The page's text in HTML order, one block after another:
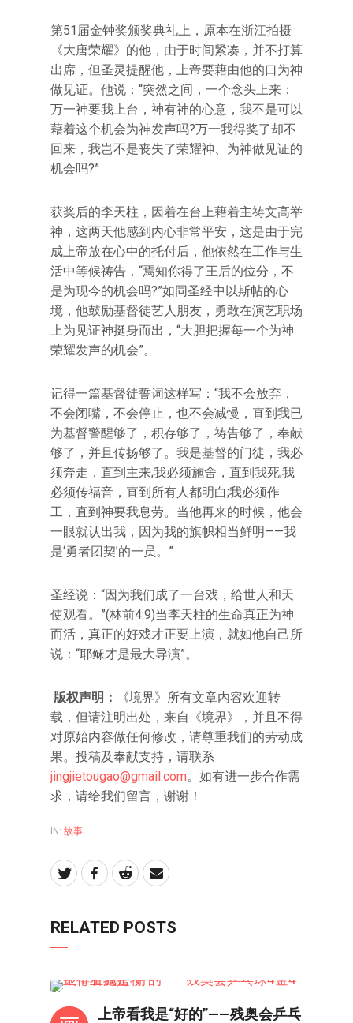
第51届金钟奖颁奖典礼上，原本在浙江拍摄
《大唐荣耀》的他，由于时间紧凑，并不打算
出席，但圣灵提醒他，上帝要藉由他的口为神
做见证。他说：“突然之间，一个念头上来：
万一神要我上台，神有神的心意，我不是可以
藉着这个机会为神发声吗?万一我得奖了却不
回来，我岂不是丧失了荣耀神、为神做见证的
机会吗?”
获奖后的李天柱，因着在台上藉着主祷文高举
神，这两天他感到内心非常平安，这是由于完
成上帝放在心中的托付后，他依然在工作与生
活中等候祷告，“焉知你得了王后的位分，不
是为现今的机会吗?”如同圣经中以斯帖的心
境，他鼓励基督徒艺人朋友，勇敢在演艺职场
上为见证神挺身而出，“大胆把握每一个为神
荣耀发声的机会”。
记得一篇基督徒誓词这样写：“我不会放弃，
不会闭嘴，不会停止，也不会减慢，直到我已
为基督警醒够了，积存够了，祷告够了，奉献
够了，并且传扬够了。我是基督的门徒，我必
须奔走，直到主来;我必须施舍，直到我死;我
必须传福音，直到所有人都明白;我必须作
工，直到神要我息劳。当他再来的时候，他会
一眼就认出我，因为我的旗帜相当鲜明——我
是‘勇者团契’的一员。”
圣经说：“因为我们成了一台戏，给世人和天
使观看。”(林前4:9)当李天柱的生命真正为神
而活，真正的好戏才正要上演，就如他自己所
说：“耶稣才是最大导演”。
版权声明：
《境界》所有文章内容欢迎转
载，但请注明出处，来自《境界》，并且不得
对原始内容做任何修改，请尊重我们的劳动成
果。投稿及奉献支持，请联系
jingjietougao@gmail.com。如有进一步合作需
求，请给我们留言，谢谢！
IN: 故事
RELATED POSTS
上帝看我是“好的”——残奥会乒乓